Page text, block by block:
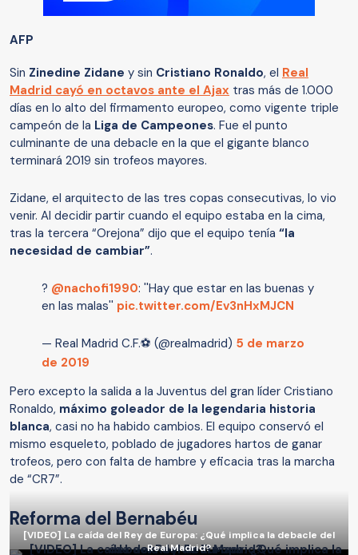
AFP
Sin Zinedine Zidane y sin Cristiano Ronaldo, el Real
Madrid cayó en octavos ante el Ajax tras más de 1.000
días en lo alto del firmamento europeo, como vigente triple
campeón de la Liga de Campeones. Fue el punto
culminante de una debacle en la que el gigante blanco
terminará 2019 sin trofeos mayores.
Zidane, el arquitecto de las tres copas consecutivas, lo vio
venir. Al decidir partir cuando el equipo estaba en la cima,
tras la tercera “Orejona” dijo que el equipo tenía “la
necesidad de cambiar”.
? @nachofi1990: ''Hay que estar en las buenas y
en las malas'' pic.twitter.com/Ev3nHxMJCN
— Real Madrid C.F.⚽ (@realmadrid) 5 de marzo
de 2019
Pero excepto la salida a la Juventus del gran líder Cristiano
Ronaldo, máximo goleador de la legendaria historia
blanca, casi no ha habido cambios. El equipo conservó el
mismo esqueleto, poblado de jugadores hartos de ganar
trofeos, pero con falta de hambre y eficacia tras la marcha
de “CR7”.
Reforma del Bernabéu
[VIDEO] La caída del Rey de Europa: ¿Qué implica la debacle del
Real Madrid?